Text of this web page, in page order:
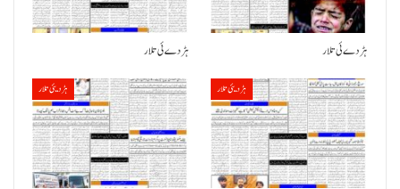
ہڑدے ئی تلار ہڑدے ئی تلار
ہڑدیئی تلار ہڑدیئی تلار